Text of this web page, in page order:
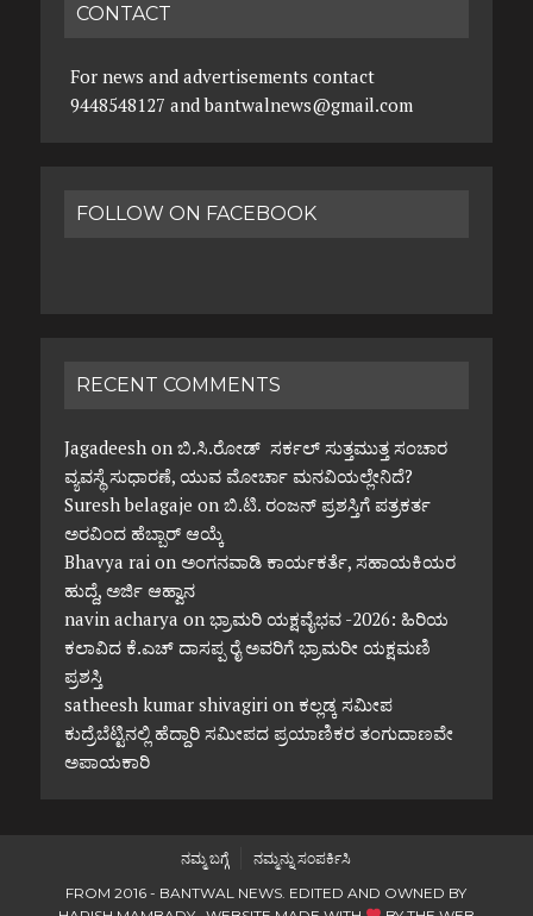
CONTACT
For news and advertisements contact
9448548127 and bantwalnews@gmail.com
FOLLOW ON FACEBOOK
RECENT COMMENTS
Jagadeeshon ಬಿ.ಸಿ.ರೋಡ್ ಸರ್ಕಲ್ ಸುತ್ತಮುತ್ತ ಸಂಚಾರ
ವ್ಯವಸ್ಥೆ ಸುಧಾರಣೆ, ಯುವ ಮೋರ್ಚಾ ಮನವಿಯಲ್ಲೇನಿದೆ?
Suresh belagaje on ಬಿ.ಟಿ. ರಂಜನ್ ಪ್ರಶಸ್ತಿಗೆ ಪತ್ರಕರ್ತ
ಅರವಿಂದ ಹೆಬ್ಬಾರ್ ಆಯ್ಕೆ
Bhavya raion ಅಂಗನವಾಡಿ ಕಾರ್ಯಕರ್ತೆ, ಸಹಾಯಕಿಯರ
ಹುದ್ದೆ, ಅರ್ಜಿ ಆಹ್ವಾನ
navin acharya on ಭ್ರಾಮರಿ ಯಕ್ಷವೈಭವ -2026: ಹಿರಿಯ
ಕಲಾವಿದ ಕೆ.ಎಚ್ ದಾಸಪ್ಪ ರೈ ಅವರಿಗೆ ಭ್ರಾಮರೀ ಯಕ್ಷಮಣಿ
ಪ್ರಶಸ್ತಿ
satheesh kumar shivagirion ಕಲ್ಲಡ್ಕ ಸಮೀಪ
ಕುದ್ರೆಬೆಟ್ಟಿನಲ್ಲಿ ಹೆದ್ದಾರಿ ಸಮೀಪದ ಪ್ರಯಾಣಿಕರ ತಂಗುದಾಣವೇ
ಅಪಾಯಕಾರಿ
ನಮ್ಮ ಬಗ್ಗೆ
ನಮ್ಮನ್ನು ಸಂಪರ್ಕಿಸಿ
FROM 2016 - BANTWAL NEWS. EDITED AND OWNED BY